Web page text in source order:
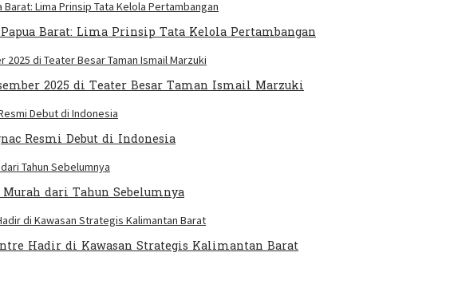
Barat: Lima Prinsip Tata Kelola Pertambangan
2025 di Teater Besar Taman Ismail Marzuki
Resmi Debut di Indonesia
dari Tahun Sebelumnya
Hadir di Kawasan Strategis Kalimantan Barat